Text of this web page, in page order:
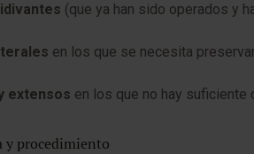
(que ya han sido operados y
en los que se necesita
extensos en los que no hay suficiente
y procedimiento